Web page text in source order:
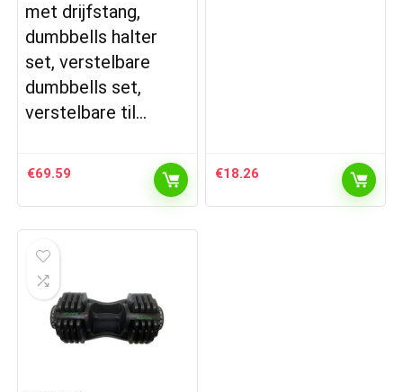
met drijfstang,
dumbbells halter
set, verstelbare
dumbbells set,
verstelbare til…
€69.59 €18.26